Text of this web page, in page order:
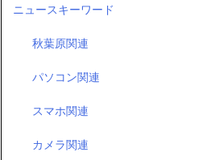
ニュースキーワード
秋葉原関連
パソコン関連
スマホ関連
カメラ関連